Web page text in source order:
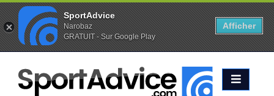
Favoris (0) Alertes (0)
ACCUEIL
SKIS
2020
SportAdvice
Narobaz
GRATUIT - Sur Google Play
Afficher